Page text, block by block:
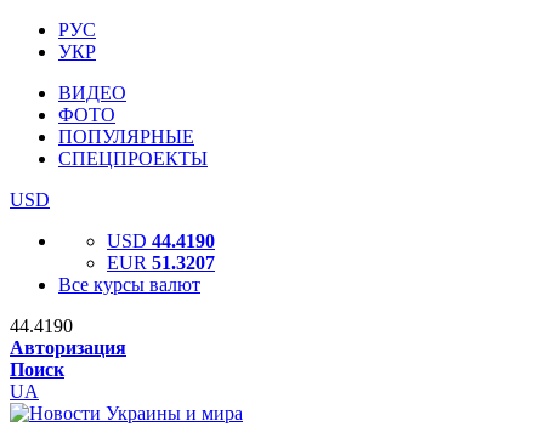
РУС
УКР
ВИДЕО
ФОТО
ПОПУЛЯРНЫЕ
СПЕЦПРОЕКТЫ
USD
USD 44.4190
EUR 51.3207
Все курсы валют
44.4190
Авторизация
Поиск
UA